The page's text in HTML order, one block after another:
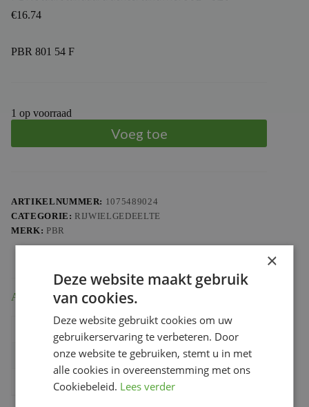
€16.74
PBR 801 54 F
1 op voorraad
Voeg toe
ARTIKELNUMMER: 1075489024
CATEGORIE: RIJWIELGEDEELTE
MERK: PBR
Aanvullende informatie
Bihr productcode 1075489024,801.54.F
Productmerk
×
Deze website maakt gebruik
van cookies.
Deze website gebruikt cookies om uw
gebruikerservaring te verbeteren. Door
onze website te gebruiken, stemt u in met
alle cookies in overeenstemming met ons
Cookiebeleid. Lees verder